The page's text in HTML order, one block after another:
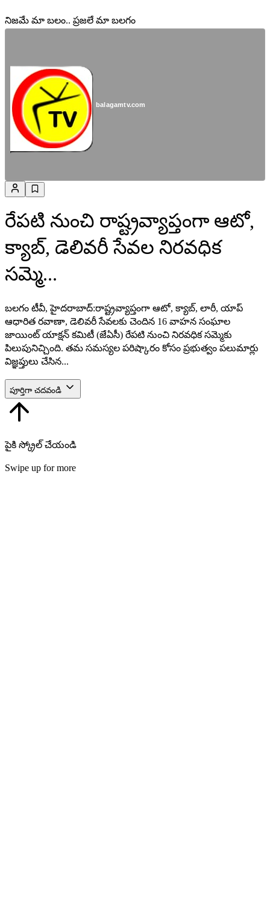
నిజమే మా బలం.. ప్రజలే మా బలగం
balagamtv.com
రేపటి నుంచి రాష్ట్రవ్యాప్తంగా ఆటో,
క్యాబ్, డెలివరీ సేవల నిరవధిక
సమ్మె...
బలగం టీవీ, హైదరాబాద్:రాష్ట్రవ్యాప్తంగా ఆటో, క్యాబ్, లారీ, యాప్
ఆధారిత రవాణా, డెలివరీ సేవలకు చెందిన 16 వాహన సంఘాల
జాయింట్ యాక్షన్ కమిటీ (జేఏసీ) రేపటి నుంచి నిరవధిక సమ్మెకు
పిలుపునిచ్చింది. తమ సమస్యల పరిష్కారం కోసం ప్రభుత్వం పలుమార్లు
విజ్ఞప్తులు చేసిన...
పూర్తిగా చదవండి
పైకి స్క్రోల్ చేయండి
Swipe up for more